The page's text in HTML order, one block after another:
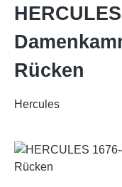
Rücken
Hercules
Bildergalerie